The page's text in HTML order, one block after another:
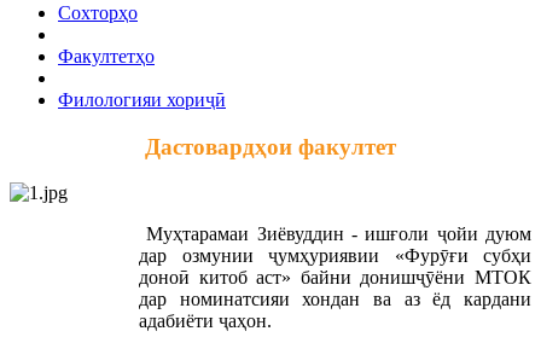
Сохторҳо
Факултетҳо
Филологияи хориҷӣ
Дастовардҳои факултет
Муҳтарамаи Зиёвуддин - ишғоли ҷойи дуюм
дар озмунии ҷумҳуриявии «Фурӯғи субҳи
доноӣ китоб аст» байни донишҷӯёни МТОК
дар номинатсияи хондан ва аз ёд кардани
адабиёти ҷаҳон.